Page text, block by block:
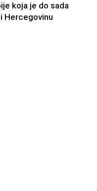
koja je do sada
Hercegovinu